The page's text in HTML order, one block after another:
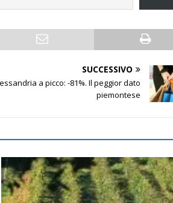
SUCCESSIVO
a picco: -81%. Il peggior dato
piemontese